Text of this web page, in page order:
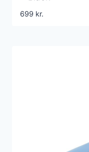
699 kr.